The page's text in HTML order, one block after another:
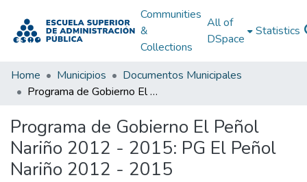
Communities
&
Collections
All of
DSpace
Statistics
Home Municipios
Documentos Municipales
Programa de Gobierno El Peñol Nariño 2012 - 2015: PG El Peñol Nariño 2012 - 2015
Programa de Gobierno El Peñol
Nariño 2012 - 2015: PG El Peñol
Nariño 2012 - 2015